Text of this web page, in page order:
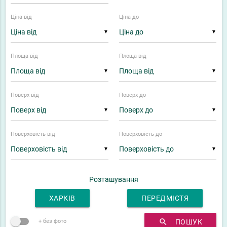
▼
Ціна від
▼
Ціна до
▼
Площа від
▼
Площа від
▼
Поверх від
▼
Поверх до
▼
Поверховість від
▼
Поверховість до
Розташування
ХАРКІВ ПЕРЕДМІСТЯ
+ без фото search ПОШУК